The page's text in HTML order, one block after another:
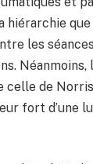
hiérarchie que
les séances
Néanmoins,
celle de
fort d’une